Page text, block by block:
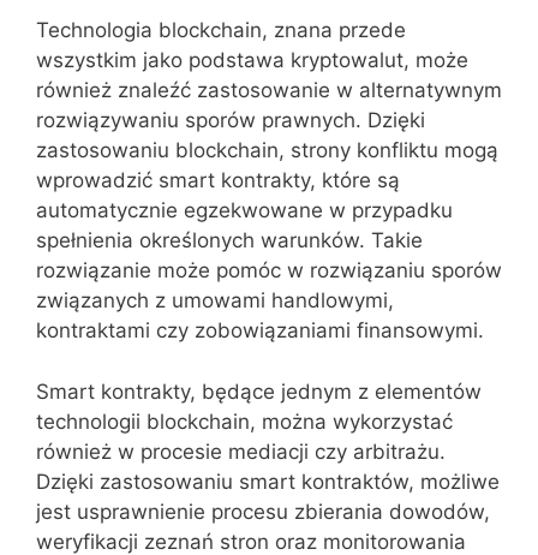
Technologia blockchain, znana przede
wszystkim jako podstawa kryptowalut, może
również znaleźć zastosowanie w alternatywnym
rozwiązywaniu sporów prawnych. Dzięki
zastosowaniu blockchain, strony konfliktu mogą
wprowadzić smart kontrakty, które są
automatycznie egzekwowane w przypadku
spełnienia określonych warunków. Takie
rozwiązanie może pomóc w rozwiązaniu sporów
związanych z umowami handlowymi,
kontraktami czy zobowiązaniami finansowymi.
Smart kontrakty, będące jednym z elementów
technologii blockchain, można wykorzystać
również w procesie mediacji czy arbitrażu.
Dzięki zastosowaniu smart kontraktów, możliwe
jest usprawnienie procesu zbierania dowodów,
weryfikacji zeznań stron oraz monitorowania